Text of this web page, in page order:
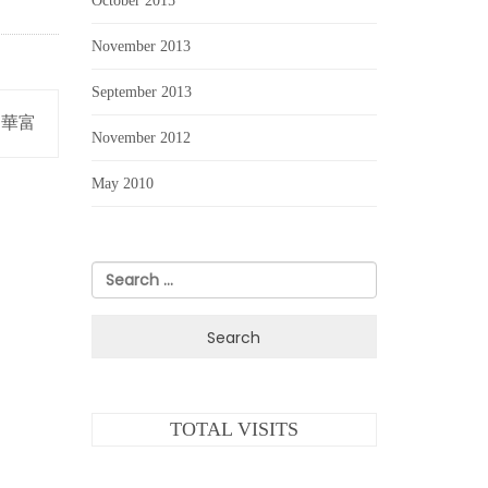
富
November 2013
September 2013
November 2012
May 2010
Search
for:
TOTAL VISITS